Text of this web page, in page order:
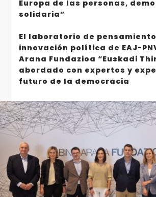
Europa de las personas,
solidaria”
El laboratorio de
innovación política de EAJ-
Arana Fundazioa “Euskadi
abordado con expertos y
futuro de la democracia